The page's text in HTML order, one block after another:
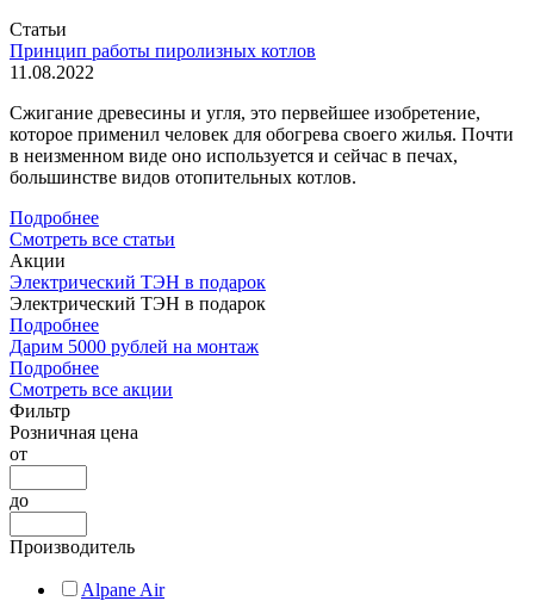
Статьи
Принцип работы пиролизных котлов
11.08.2022
Сжигание древесины и угля, это первейшее изобретение,
которое применил человек для обогрева своего жилья. Почти
в неизменном виде оно используется и сейчас в печах,
большинстве видов отопительных котлов.
Подробнее
Смотреть все статьи
Акции
Электрический ТЭН в подарок
Электрический ТЭН в подарок
Подробнее
Дарим 5000 рублей на монтаж
Подробнее
Смотреть все акции
Фильтр
Розничная цена
от
до
Производитель
Alpane Air